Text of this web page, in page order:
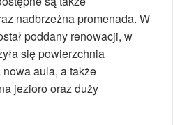
nadbrzeżna promenada. W
poddany renowacji, w
się powierzchnia
aula, a także
jezioro oraz duży